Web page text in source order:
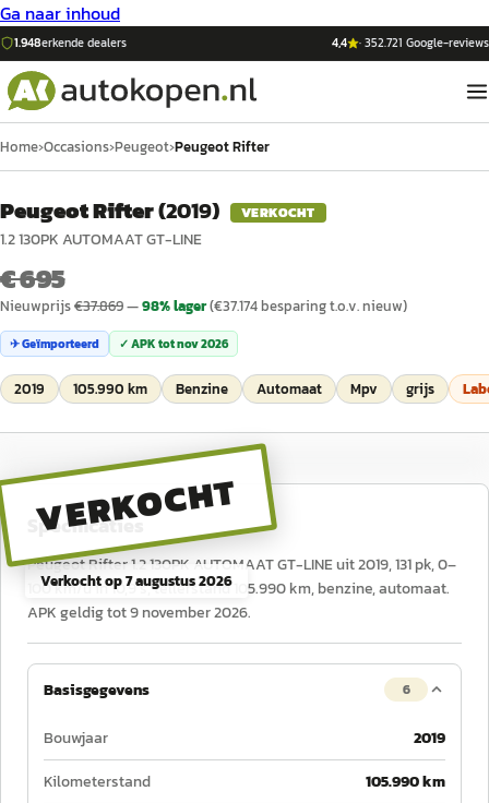
Ga naar inhoud
1.948erkende dealers 4,4 ·352.721 Google-reviews
Home›Occasions›Peugeot›Peugeot Rifter
Peugeot Rifter(2019) VERKOCHT
1.2 130PK AUTOMAAT GT-LINE
€ 695
Nieuwprijs€37.869—98% lager(€37.174besparing t.o.v. nieuw)
✈ Geïmporteerd ✓ APK totnov 2026
2019 105.990 km Benzine Automaat Mpv grijs
VERKOCHT
Verkocht op7 augustus 2026
Specificaties
Peugeot Rifter 1.2 130PK AUTOMAAT GT-LINE uit 2019, 131 pk, 0–
100 km/u in 10,9 s, tellerstand 105.990 km, benzine, automaat.
APK geldig tot 9 november 2026.
Basisgegevens 6
Bouwjaar
2019
Kilometerstand
105.990 km